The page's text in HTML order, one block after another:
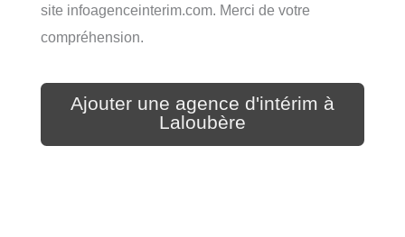
site infoagenceinterim.com. Merci de votre
compréhension.
Ajouter une agence d'intérim à
Laloubère